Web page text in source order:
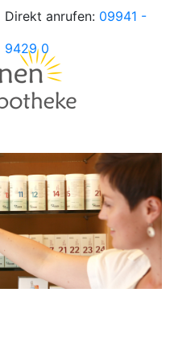
Direkt anrufen: 09941 -
9429 0
Sonnen
Apotheke
Kötzting